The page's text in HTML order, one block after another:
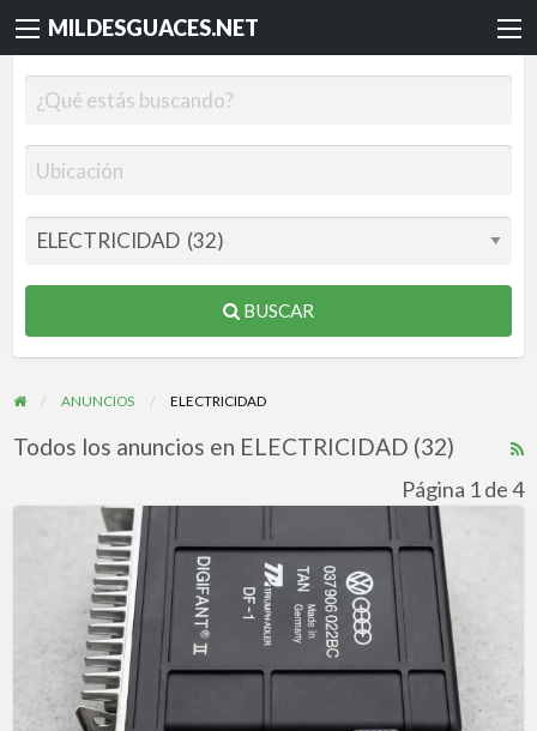
MILDESGUACES.NET
BUSCAR
ANUNCIOS ELECTRICIDAD
Todos los anuncios en ELECTRICIDAD (32)
Página 1 de 4
Centralita